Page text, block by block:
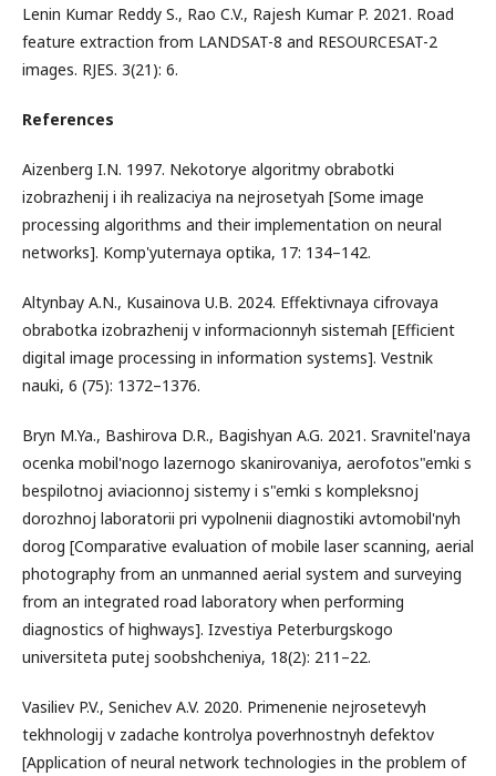
Lenin Kumar Reddy S., Rao C.V., Rajesh Kumar P. 2021. Road
feature extraction from LANDSAT-8 and RESOURCESAT-2
images. RJES. 3(21): 6.
References
Aizenberg I.N. 1997. Nekotorye algoritmy obrabotki
izobrazhenij i ih realizaciya na nejrosetyah [Some image
processing algorithms and their implementation on neural
networks]. Komp'yuternaya optika, 17: 134–142.
Altynbay A.N., Kusainova U.B. 2024. Effektivnaya cifrovaya
obrabotka izobrazhenij v informacionnyh sistemah [Efficient
digital image processing in information systems]. Vestnik
nauki, 6 (75): 1372–1376.
Bryn M.Ya., Bashirova D.R., Bagishyan A.G. 2021. Sravnitel'naya
ocenka mobil'nogo lazernogo skanirovaniya, aerofotos"emki s
bespilotnoj aviacionnoj sistemy i s"emki s kompleksnoj
dorozhnoj laboratorii pri vypolnenii diagnostiki avtomobil'nyh
dorog [Comparative evaluation of mobile laser scanning, aerial
photography from an unmanned aerial system and surveying
from an integrated road laboratory when performing
diagnostics of highways]. Izvestiya Peterburgskogo
universiteta putej soobshcheniya, 18(2): 211–22.
Vasiliev P.V., Senichev A.V. 2020. Primenenie nejrosetevyh
tekhnologij v zadache kontrolya poverhnostnyh defektov
[Application of neural network technologies in the problem of